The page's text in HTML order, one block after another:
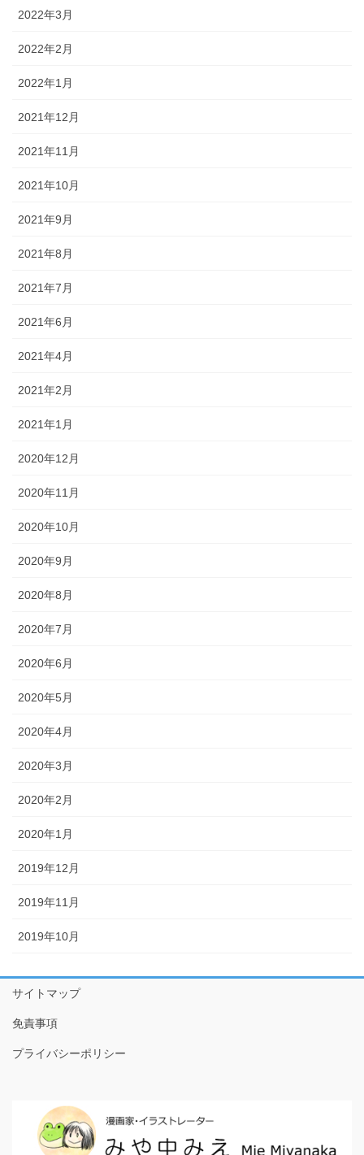
2022年3月
2022年2月
2022年1月
2021年12月
2021年11月
2021年10月
2021年9月
2021年8月
2021年7月
2021年6月
2021年4月
2021年2月
2021年1月
2020年12月
2020年11月
2020年10月
2020年9月
2020年8月
2020年7月
2020年6月
2020年5月
2020年4月
2020年3月
2020年2月
2020年1月
2019年12月
2019年11月
2019年10月
サイトマップ
免責事項
プライバシーポリシー
62 おはよう忍者
63 お花見えんそく 野球だよ！
64 びょんびょんサッカー
65 お花見べんとうだ！
66 行っちゃだめ
67 はやく はやく…
67のつづき はやくはやく…
68 さあ、帰ろう
69 いっぱいなこう！
70 おさいほう
71 カエルになるぞ！
72 カエルじゅんび
73 カエルの国 １
73-2 カエルの国 ２
73-3 カエルの国 ３
74 カエルの国 ４
オレ城
1話目 オレの城
2話目 食べる
3話目 カネを使う
4話目 こわい こわい きもち こわい
5話目 オレとねことあみたんと
6話目 あぶらっぽいモテ
7話目 招かれざる客
8話目 鷺～サギ～
9話目 有事片付け
10話目 片付け心
11話目 片付け大戦
16話目 キミはエナジー
17話目 コーヒーを淹れる